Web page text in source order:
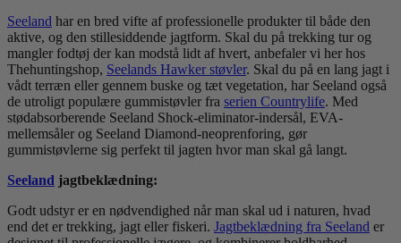
Seeland har en bred vifte af professionelle produkter til både den
aktive, og den stillesiddende jagtform. Skal du på trekking tur og
mangler fodtøj der kan modstå lidt af hvert, anbefaler vi her hos
Thehuntingshop, Seelands Hawker støvler. Skal du på en lang jagt i
vådt terræn eller gennem buske og tæt vegetation, har Seeland også
de utroligt populære gummistøvler fra serien Countrylife. Med
stødabsorberende Seeland Shock-eliminator-indersål, EVA-
mellemsåler og Seeland Diamond-neoprenforing, gør
gummistøvlerne sig perfekt til jagten hvor man skal gå langt.
Seeland jagtbeklædning:
Godt udstyr er en nødvendighed når man skal ud i naturen, hvad
end det er trekking, jagt eller fiskeri. Jagtbeklædning fra Seeland er